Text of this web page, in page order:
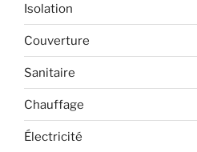
Isolation
Couverture
Sanitaire
Chauffage
Électricité